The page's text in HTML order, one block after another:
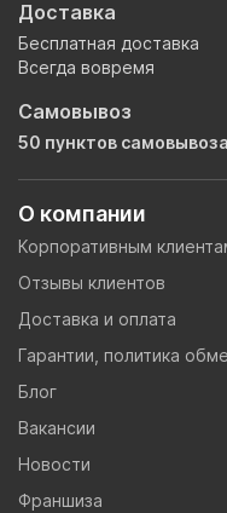
О компании
Корпоративным
Отзывы клиентов
Доставка и оплата
Гарантии, политика
Блог
Вакансии
Новости
Франшиза
Доставка
Бесплатная доставка
Всегда вовремя
Самовывоз
50 пунктов самовывоза